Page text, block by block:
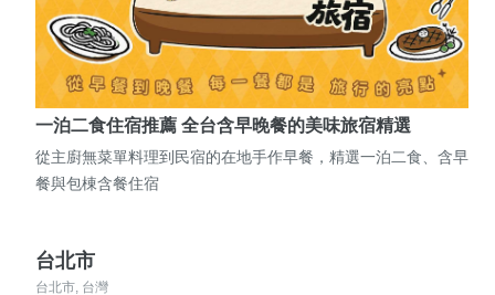
一泊二食住宿推薦 全台含早晚餐的美味旅宿精選
從主廚無菜單料理到民宿的在地手作早餐，精選一泊二食、含早
餐與包棟含餐住宿
台北市
台北市, 台灣